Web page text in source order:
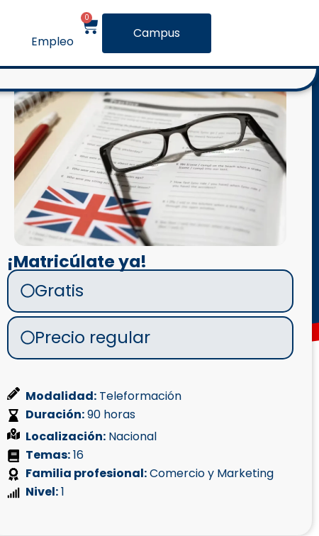
Empleo
0
Campus
¡Matricúlate ya!
Gratis
Precio regular
Modalidad: Teleformación
Duración:90 horas
Localización: Nacional
Temas:16
Familia profesional:Comercio y Marketing
Nivel:1